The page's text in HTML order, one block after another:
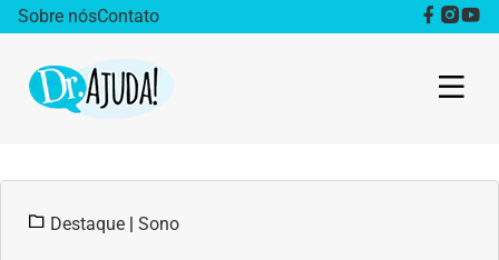
Sobre nósContato
Obesidade
Destaque | Sono